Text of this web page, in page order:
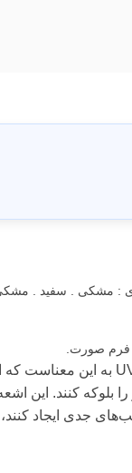
فرم صورت.
جدی ایجاد